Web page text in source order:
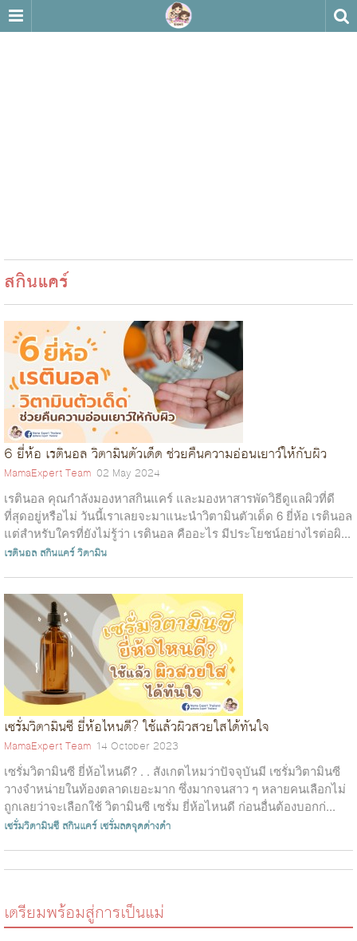
สกินแคร์
6 ยี่ห้อ เรตินอล วิตามินตัวเด็ด ช่วยคืนความอ่อนเยาว์ให้กับผิว
MamaExpert Team 02 May 2024
เรตินอล คุณกำลังมองหาสกินแคร์ และมองหาสารพัดวิธีดูแลผิวที่ดี
ที่สุดอยู่หรือไม่ วันนี้เราเลยจะมาแนะนำวิตามินตัวเด็ด 6 ยี่ห้อ เรตินอล
แต่สำหรับใครที่ยังไม่รู้ว่า เรตินอล คืออะไร มีประโยชน์อย่างไรต่อผิ...
เรตินอล สกินแคร์วิตามิน
เซรั่มวิตามินซี ยี่ห้อไหนดี? ใช้แล้วผิวสวยใสได้ทันใจ
MamaExpert Team 14 October 2023
เซรั่มวิตามินซี ยี่ห้อไหนดี? . . สังเกตไหมว่าปัจจุบันมี เซรั่มวิตามินซี
วางจำหน่ายในท้องตลาดเยอะมาก ซึ่งมากจนสาว ๆ หลายคนเลือกไม่
ถูกเลยว่าจะเลือกใช้ วิตามินซี เซรั่ม ยี่ห้อไหนดี ก่อนอื่นต้องบอกก่...
เซรั่มวิตามินซี สกินแคร์ เซรั่มลดจุดด่างดำ
เตรียมพร้อมสู่การเป็นแม่